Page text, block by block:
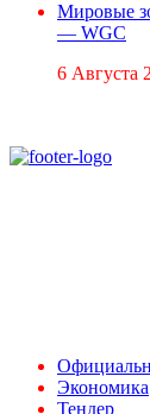
Мировые
— WGC
6 Августа
Экономика
Тендер